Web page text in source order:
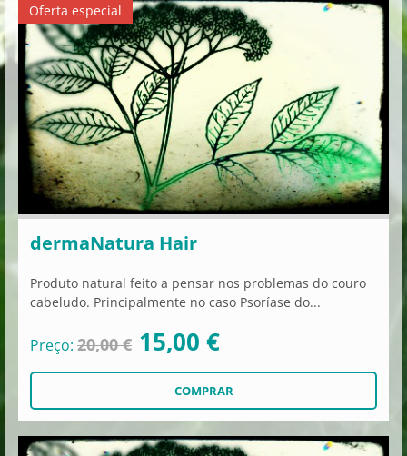
dermaNatura Hair
Oferta especial
Produto natural feito a pensar nos problemas do couro
cabeludo. Principalmente no caso Psoríase do...
Preço: 20,00 € 15,00 €